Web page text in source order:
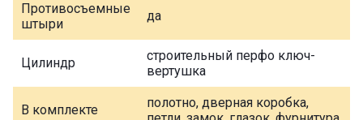
Противосъемные
штыри
да
Цилиндр
строительный перфо ключ-
вертушка
В комплекте
полотно, дверная коробка,